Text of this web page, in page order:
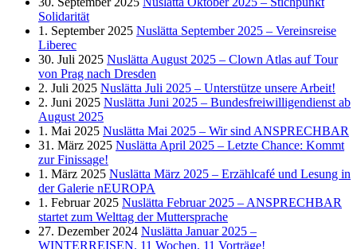
Solidarität
1. September 2025 Nuslätta September 2025 – Vereinsreise
Liberec
30. Juli 2025 Nuslätta August 2025 – Clown Atlas auf Tour
von Prag nach Dresden
2. Juli 2025 Nuslätta Juli 2025 – Unterstütze unsere Arbeit!
2. Juni 2025 Nuslätta Juni 2025 – Bundesfreiwilligendienst ab
August 2025
1. Mai 2025 Nuslätta Mai 2025 – Wir sind ANSPRECHBAR
31. März 2025 Nuslätta April 2025 – Letzte Chance: Kommt
zur Finissage!
1. März 2025 Nuslätta März 2025 – Erzählcafé und Lesung in
der Galerie nEUROPA
1. Februar 2025 Nuslätta Februar 2025 – ANSPRECHBAR
startet zum Welttag der Muttersprache
27. Dezember 2024 Nuslätta Januar 2025 –
WINTERREISEN. 11 Wochen. 11 Vorträge!